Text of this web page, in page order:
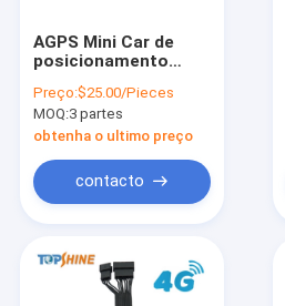
AGPS Mini Car de
posicionamento
segue o dispositivo
com memória 2MB
Preço:$25.00/Pieces
MOQ:3 partes
obtenha o ultimo preço
contacto